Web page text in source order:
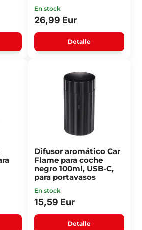
En stock
26,99 Eur
Detalle
Difusor aromático Car
Flame para coche
negro 100ml, USB-C,
para portavasos
En stock
15,59 Eur
Detalle